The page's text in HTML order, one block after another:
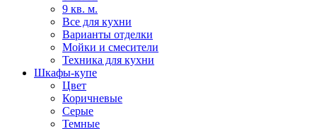
9 кв. м.
Все для кухни
Варианты отделки
Мойки и смесители
Техника для кухни
Шкафы-купе
Цвет
Коричневые
Серые
Темные